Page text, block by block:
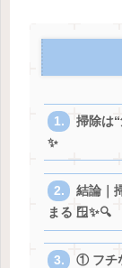
掃除は
✨
結論｜
まる 🪟✨🔍
① フチ